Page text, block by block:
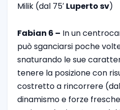
Milik (dal 75′ Luperto sv)
Fabian 6 – In un
può sganciarsi poche
snaturando le sue
tenere la posizione con
costretto a rincorrere (dal
dinamismo e forze